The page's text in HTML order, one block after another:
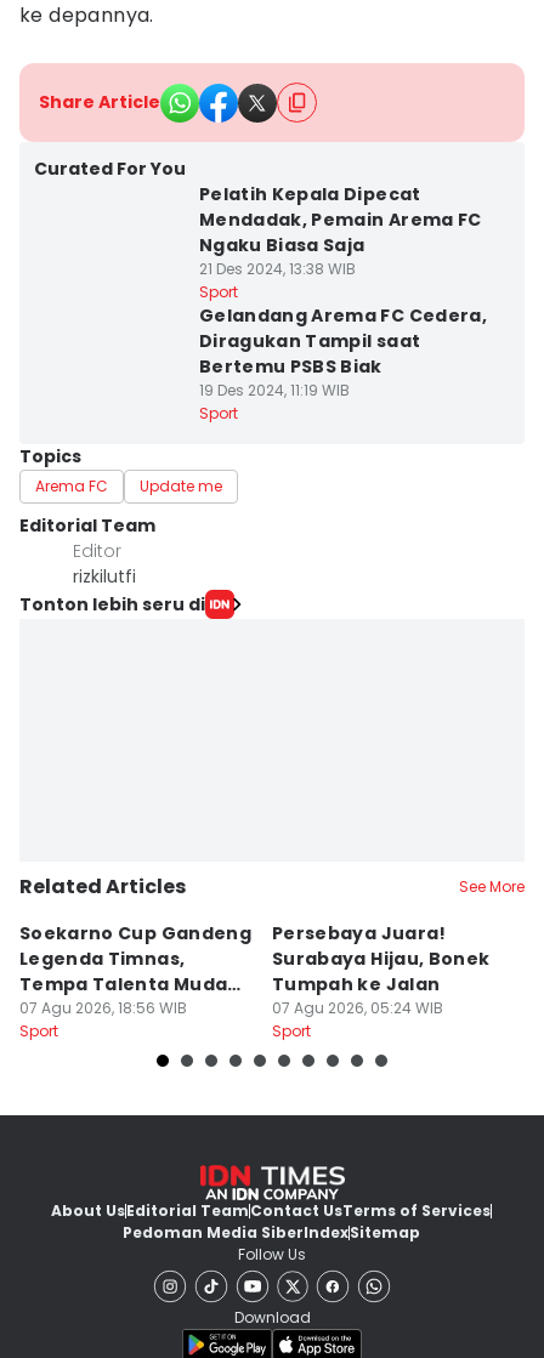
ke depannya.
Share Article
Curated For You
Pelatih Kepala Dipecat
Mendadak, Pemain Arema FC
Ngaku Biasa Saja
21 Des 2024, 13:38 WIB
Sport
Gelandang Arema FC Cedera,
Diragukan Tampil saat
Bertemu PSBS Biak
19 Des 2024, 11:19 WIB
Sport
Topics
Arema FC Update me
Editorial Team
Editor
rizkilutfi
Tonton lebih seru di
Related Articles See More
Soekarno Cup Gandeng
Legenda Timnas,
Tempa Talenta Muda
Sepak Bola Indonesia
07 Agu 2026, 18:56 WIB
Sport
Persebaya Juara!
Surabaya Hijau, Bonek
Tumpah ke Jalan
07 Agu 2026, 05:24 WIB
Sport
About UsEditorial TeamContact UsTerms of Services
Pedoman Media SiberIndexSitemap
Follow Us
Download